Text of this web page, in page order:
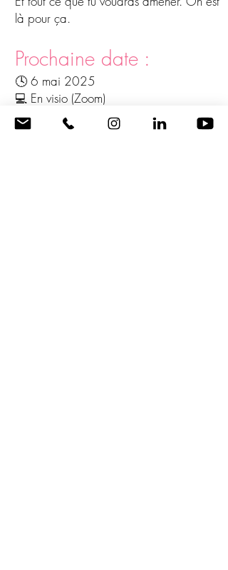
là pour ça.
Prochaine date :
🕓 6 mai 2025
💻 En visio (Zoom)
⚠️ Places limitées à 5 personnes
Pour garantir un vrai espace de parole,